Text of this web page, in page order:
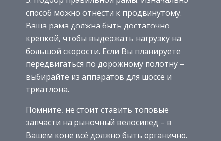
способ можно отнести к продвинутому.
Ваша рама должна быть достаточно
крепкой, чтобы выдержать нагрузку на
большой скорости. Если Вы планируете
передвигаться по дорожному полотну –
выбирайте из аппаратов для шоссе и
триатлона.
Помните, не стоит ставить топовые
запчасти на рыночный велосипед – в
Вашем коне всё должно быть органично.